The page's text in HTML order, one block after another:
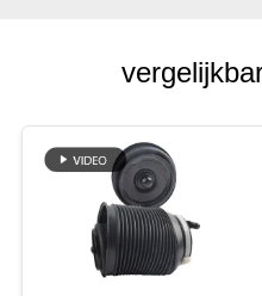
PRIVACY
BELEID